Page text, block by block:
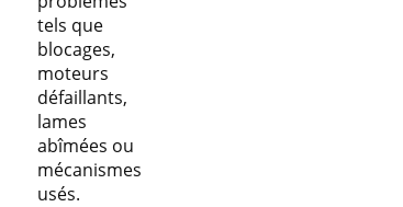
tels que
blocages,
moteurs
défaillants,
lames
abîmées ou
mécanismes
usés.